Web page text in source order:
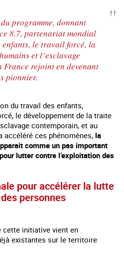
programme, donnant
8.7, partenariat mondial
le travail forcé, la
et l’esclavage
rejoint en devenant
pionnier.
du travail des enfants,
le développement de la traite
contemporain, et au
accéléré ces phénomènes, la
comme un pas important
lutter contre l’exploitation des
pour accélérer la lutte
personnes
cette initiative vient en
existantes sur le territoire